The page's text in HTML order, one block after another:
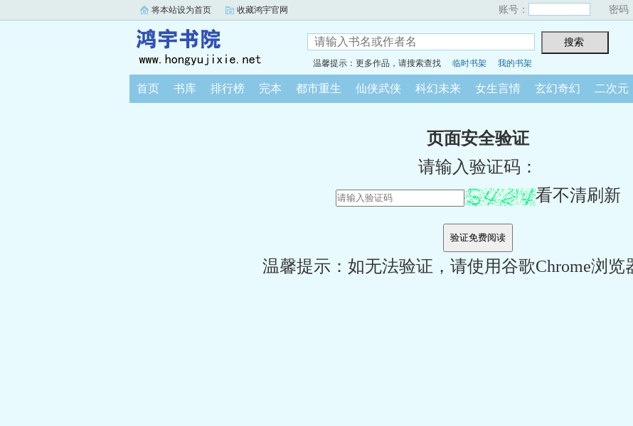
将本站设为首页 收藏鸿宇官网 账号： 密码
温馨提示：更多作品，请搜索查找 临时书架 我的书架
首页 书库 排行榜 完本 都市重生 仙侠武侠 科幻未来 女生言情 玄幻奇幻 二次元
页面安全验证
请输入验证码：
看不清刷新
温馨提示：如无法验证，请使用谷歌Chrome浏览